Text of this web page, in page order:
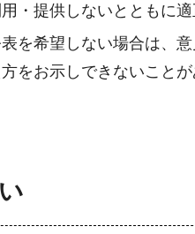
・提供しないとともに
を希望しない場合は、
をお示しできないことが